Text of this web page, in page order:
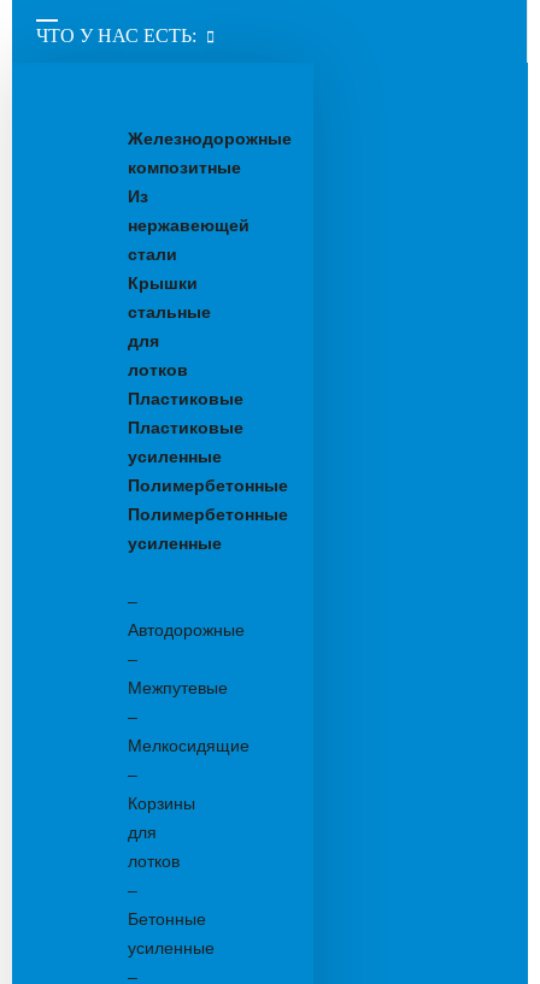
ЧТО У НАС ЕСТЬ:
Железнодорожные
композитные
Из
нержавеющей
стали
Крышки
стальные
для
лотков
Пластиковые
Пластиковые
усиленные
Полимербетонные
Полимербетонные
усиленные
–
Автодорожные
–
Межпутевые
–
Мелкосидящие
–
Корзины
для
лотков
–
Бетонные
усиленные
–